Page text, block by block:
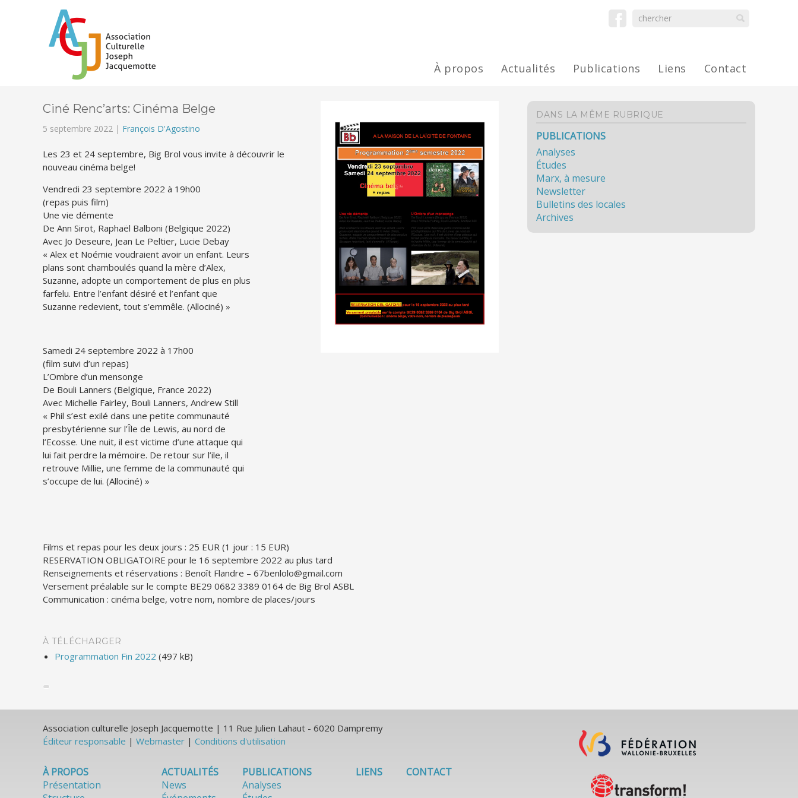
À propos Actualités Publications Liens Contact
Ciné Renc’arts: Cinéma Belge
5 septembre 2022 | François D'Agostino
Les 23 et 24 septembre, Big Brol vous invite à découvrir le
nouveau cinéma belge!
Vendredi 23 septembre 2022 à 19h00
(repas puis film)
Une vie démente
De Ann Sirot, Raphaël Balboni (Belgique 2022)
Avec Jo Deseure, Jean Le Peltier, Lucie Debay
« Alex et Noémie voudraient avoir un enfant. Leurs
plans sont chamboulés quand la mère d’Alex,
Suzanne, adopte un comportement de plus en plus
farfelu. Entre l’enfant désiré et l’enfant que
Suzanne redevient, tout s’emmêle. (Allociné) »
Samedi 24 septembre 2022 à 17h00
(film suivi d’un repas)
L’Ombre d’un mensonge
De Bouli Lanners (Belgique, France 2022)
Avec Michelle Fairley, Bouli Lanners, Andrew Still
« Phil s’est exilé dans une petite communauté
presbytérienne sur l’Île de Lewis, au nord de
l’Ecosse. Une nuit, il est victime d’une attaque qui
lui fait perdre la mémoire. De retour sur l’ile, il
retrouve Millie, une femme de la communauté qui
s’occupe de lui. (Allociné) »
Films et repas pour les deux jours : 25 EUR (1 jour : 15 EUR)
RESERVATION OBLIGATOIRE pour le 16 septembre 2022 au plus tard
Renseignements et réservations : Benoît Flandre – 67benlolo@gmail.com
Versement préalable sur le compte BE29 0682 3389 0164 de Big Brol ASBL
Communication : cinéma belge, votre nom, nombre de places/jours
À TÉLÉCHARGER
Programmation Fin 2022 (497 kB)
DANS LA MÊME RUBRIQUE
PUBLICATIONS
Analyses
Études
Marx, à mesure
Newsletter
Bulletins des locales
Archives
Association culturelle Joseph Jacquemotte | 11 Rue Julien Lahaut - 6020 Dampremy
Éditeur responsable | Webmaster | Conditions d'utilisation
À PROPOS
Présentation
ACTUALITÉS
News
PUBLICATIONS
Analyses
LIENS CONTACT